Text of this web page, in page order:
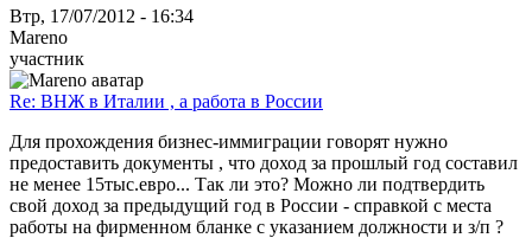
Втр, 17/07/2012 - 16:34
Mareno
участник
Re: ВНЖ в Италии , а работа в России
Для прохождения бизнес-иммиграции говорят нужно
предоставить документы , что доход за прошлый год составил
не менее 15тыс.евро... Так ли это? Можно ли подтвердить
свой доход за предыдущий год в России - справкой с места
работы на фирменном бланке с указанием должности и з/п ?